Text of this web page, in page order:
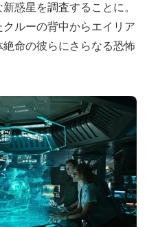
惑星を調査することに。
ルーの背中からエイリア
命の彼らにさらなる恐怖